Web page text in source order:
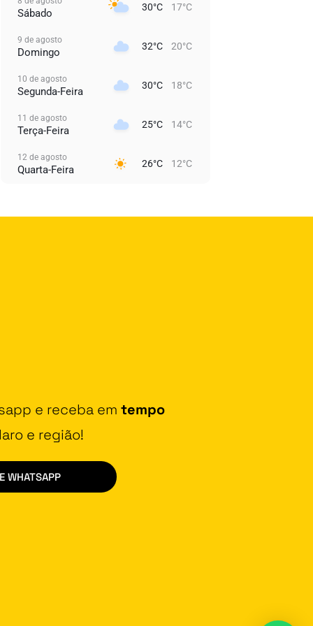
Sábado 30°C 17°C
9 de agosto
Domingo 32°C 20°C
10 de agosto
Segunda-Feira 30°C 18°C
11 de agosto
Terça-Feira 25°C 14°C
12 de agosto
Quarta-Feira 26°C 12°C
e receba em tempo
e região!
WHATSAPP